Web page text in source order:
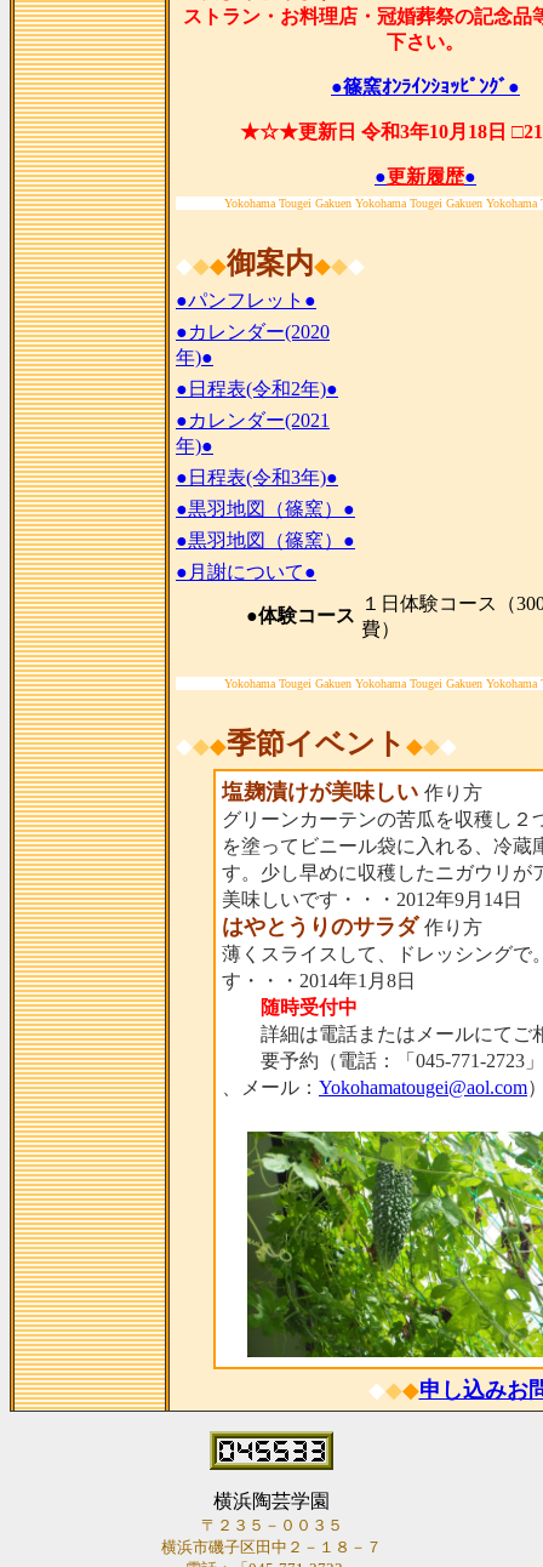
ストラン・お料理店・冠婚葬祭の記念品
下さい。
●篠窯ｵﾝﾗｲﾝｼｮｯﾋﾟﾝｸﾞ●
★☆★更新日 令和3年10月18日
●更新履歴●
Yokohama Tougei Gakuen Yokohama Tougei Gakuen
◆◆◆御案内◆◆◆
●パンフレット●
●カレンダー(2020
年)●
●日程表(令和2年)●
●カレンダー(2021
年)●
●日程表(令和3年)●
●黒羽地図（篠窯）●
●黒羽地図（篠窯）●
●月謝について●
●体験コース
１日体験コース（
費）
Yokohama Tougei Gakuen Yokohama Tougei Gakuen
◆◆◆季節イベント ◆◆◆
塩麹漬けが美味しい 作り方
グリーンカーテンの苦瓜を収穫し
を塗ってビニール袋に入れる、冷
す。少し早めに収穫したニガウリが
美味しいです・・・2012年9月14日
はやとうりのサラダ 作り方
薄くスライスして、ドレッシングで
す・・・2014年1月8日
随時受付中
詳細は電話またはメールにてご
要予約（電話：「045-771-2723」
、メール： Yokohamatougei@aol.com
◆◆◆申し込みお
横浜陶芸学園
〒２３５－００３５
横浜市磯子区田中２－１８－７